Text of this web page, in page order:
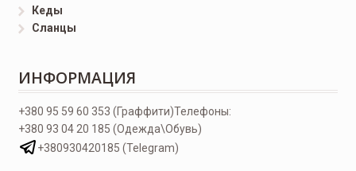
Кеды
Сланцы
ИНФОРМАЦИЯ
Телефоны:
+380 95 59 60 353 (Граффити)
+380 93 04 20 185 (Одежда\Обувь)
+380930420185 (Telegram)